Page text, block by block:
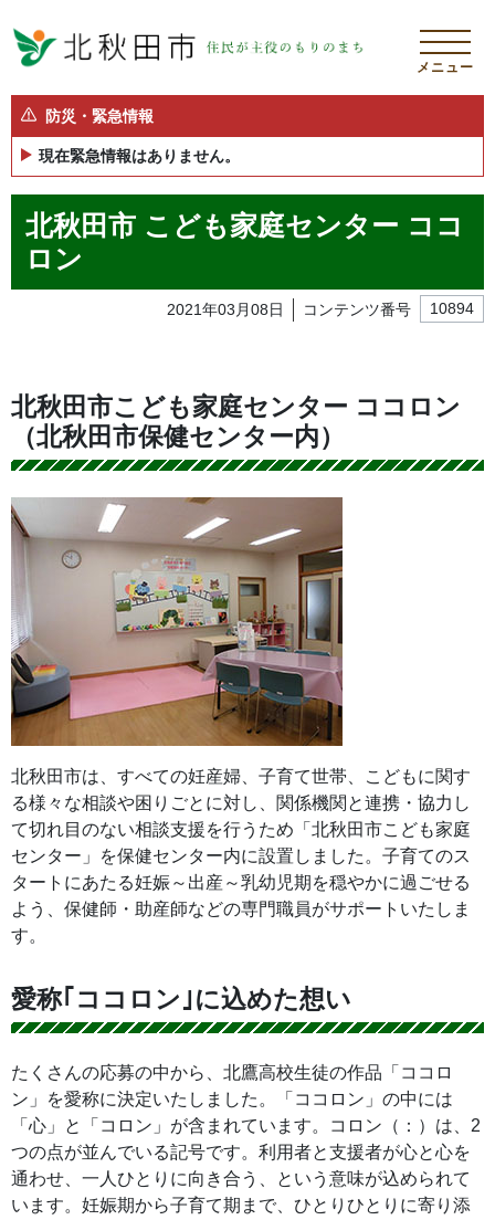
メニュー
防災・緊急情報
現在緊急情報はありません。
北秋田市 こども家庭センター ココ
ロン
2021年03月08日 コンテンツ番号 10894
北秋田市こども家庭センター ココロン
（北秋田市保健センター内）
北秋田市は、すべての妊産婦、子育て世帯、こどもに関す
る様々な相談や困りごとに対し、関係機関と連携・協力し
て切れ目のない相談支援を行うため「北秋田市こども家庭
センター」を保健センター内に設置しました。子育てのス
タートにあたる妊娠～出産～乳幼児期を穏やかに過ごせる
よう、保健師・助産師などの専門職員がサポートいたしま
す。
愛称｢ココロン｣に込めた想い
たくさんの応募の中から、北鷹高校生徒の作品「ココロ
ン」を愛称に決定いたしました。「ココロン」の中には
「心」と「コロン」が含まれています。コロン（：）は、2
つの点が並んでいる記号です。利用者と支援者が心と心を
通わせ、一人ひとりに向き合う、という意味が込められて
います。妊娠期から子育て期まで、ひとりひとりに寄り添